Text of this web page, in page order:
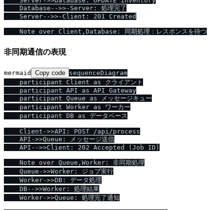
    Database-->>-Server: 処理完了
    Server-->>-Client: 201 Created
非同期通信の表現
mermaid Copy code sequenceDiagram
    participant Client as クライアント
    participant API as API Gateway
    participant Queue as メッセージキュー
    participant Worker as ワーカー
    participant DB as データベース
    Client->>API: POST /api/process
    API->>Queue: メッセージ送信
    API-->>Client: 202 Accepted (Job ID)
    Note over Queue,Worker: 非同期処理
    Queue->>Worker: ジョブ実行
    Worker->>DB: データ処理
    DB-->>Worker: 処理結果
    Worker->>Queue: 処理完了通知